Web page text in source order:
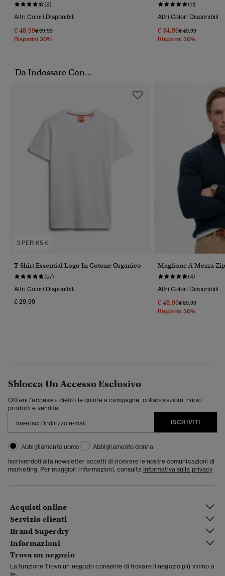
(8)
Altri Colori Disponibili
€ 48,99Prezzo Ridotto Da
€ 69,99A
Risparmi 30%
(11)
Altri Colori Disponibili
€ 34,99Prezzo Ridotto Da
€ 49,99A
Risparmi 30%
Da Indossare Con...
3 PER 65 €
T-Shirt Essential Logo In Cotone Organico
(57)
Altri Colori Disponibili
€ 29,99
Maglione A Mezza
(4)
Altri Colori Disponibili
€ 48,99Prezzo Ridotto Da
€ 69,99A
Risparmi 30%
Sblocca Un Accesso Esclusivo
Ottieni l'accesso: dietro le quinte a campagne, collaborazioni, nuovi
prodotti e vendite.
ISCRIVITI
Abbigliamento uomo
Abbigliamento donna
Iscrivendoti alla newsletter accetti di ricevere le nostre comunicazioni di
marketing. Per maggiori informazioni, consulta Informativa sulla privacy
Acquisti online
Servizio clienti
Brand Superdry
Informazioni
Trova un negozio
La funzione Trova un negozio consente di trovare il negozio più vicino a
te.